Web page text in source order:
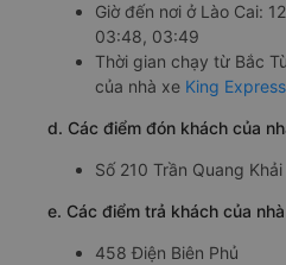
Giờ đến nơi ở Lào Cai:
03:48, 03:49
Thời gian chạy từ Bắc
của nhà xe King
d. Các điểm đón khách của
Số 210 Trần Quang Khải
e. Các điểm trả khách của
458 Điện Biên Phủ